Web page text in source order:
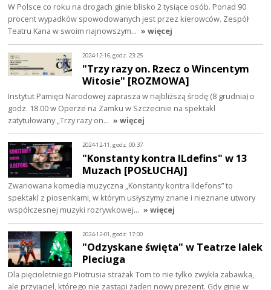
W Polsce co roku na drogach ginie blisko 2 tysiące osób. Ponad 90
procent wypadków spowodowanych jest przez kierowców. Zespół
Teatru Kana w swoim najnowszym… » więcej
2024-12-16, godz. 23:25
"Trzy razy on. Rzecz o Wincentym
Witosie" [ROZMOWA]
Instytut Pamięci Narodowej zaprasza w najbliższą środę (8 grudnia) o
godz. 18.00 w Operze na Zamku w Szczecinie na spektakl
zatytułowany „Trzy razy on… » więcej
2024-12-11, godz. 00:37
"Konstanty kontra ILdefins" w 13
Muzach [POSŁUCHAJ]
Zwariowana komedia muzyczna „Konstanty kontra Ildefons” to
spektakl z piosenkami, w którym usłyszymy znane i nieznane utwory
współczesnej muzyki rozrywkowej… » więcej
2024-12-01, godz. 17:00
"Odzyskane święta" w Teatrze lalek
Pleciuga
Dla pięcioletniego Piotrusia strażak Tom to nie tylko zwykła zabawka,
ale przyjaciel, którego nie zastąpi żaden nowy prezent. Gdy ginie w